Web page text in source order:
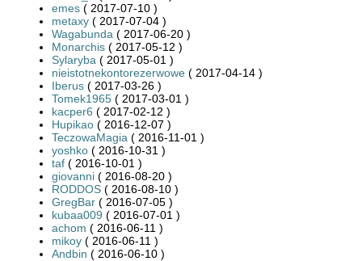
emes ( 2017-07-10 )
metaxy ( 2017-07-04 )
Wagabunda ( 2017-06-20 )
Monarchis ( 2017-05-12 )
Sylaryba ( 2017-05-01 )
nieistotnekontorezerwowe ( 2017-04-14 )
Iberus ( 2017-03-26 )
Tomek1965 ( 2017-03-01 )
kacper6 ( 2017-02-12 )
Hupikao ( 2016-12-07 )
TeczowaMagia ( 2016-11-01 )
yoshko ( 2016-10-31 )
taf ( 2016-10-01 )
giovanni ( 2016-08-20 )
RODDOS ( 2016-08-10 )
GregBar ( 2016-07-05 )
kubaa009 ( 2016-07-01 )
achom ( 2016-06-11 )
mikoy ( 2016-06-11 )
Andbin ( 2016-06-10 )